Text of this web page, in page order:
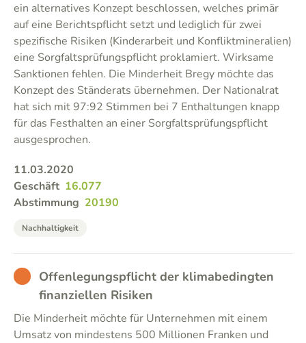
ein alternatives Konzept beschlossen, welches primär
auf eine Berichtspflicht setzt und lediglich für zwei
spezifische Risiken (Kinderarbeit und Konfliktmineralien)
eine Sorgfaltsprüfungspflicht proklamiert. Wirksame
Sanktionen fehlen. Die Minderheit Bregy möchte das
Konzept des Ständerats übernehmen. Der Nationalrat
hat sich mit 97:92 Stimmen bei 7 Enthaltungen knapp
für das Festhalten an einer Sorgfaltsprüfungspflicht
ausgesprochen.
11.03.2020
Geschäft 16.077
Abstimmung 20190
Nachhaltigkeit
BAD Offenlegungspflicht der klimabedingten
finanziellen Risiken
Die Minderheit möchte für Unternehmen mit einem
Umsatz von mindestens 500 Millionen Franken und